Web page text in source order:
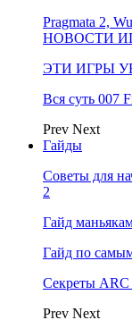
Pragmata 2,
НОВОСТИ
ЭТИ ИГРЫ
Вся суть 007
Prev Next
Гайды
Советы для
2
Гайд
Гайд по
Секреты ARC
Prev Next